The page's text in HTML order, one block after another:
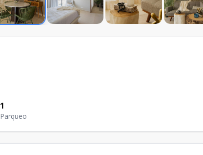
1
Parqueo